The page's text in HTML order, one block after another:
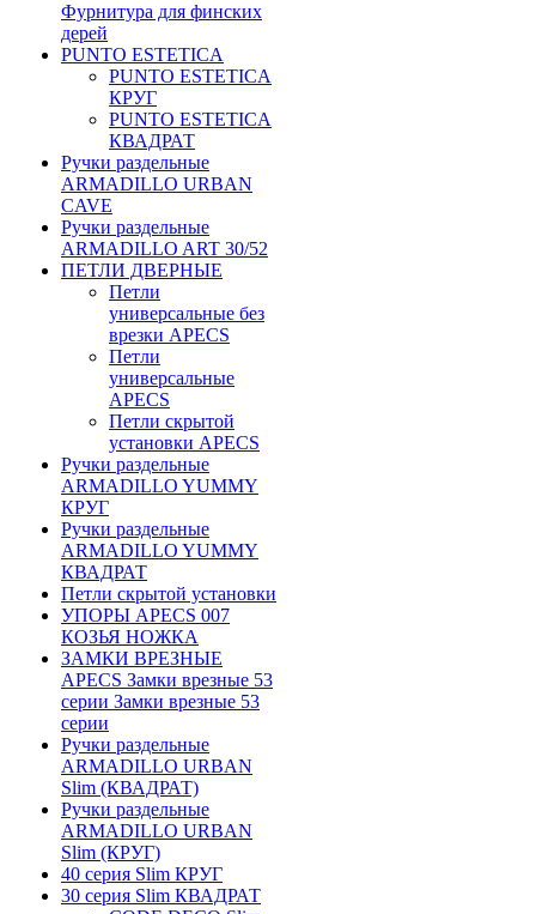
Фурнитура для финских
дерей
PUNTO ESTETICA
PUNTO ESTETICA
КРУГ
PUNTO ESTETICA
КВАДРАТ
Ручки раздельные
ARMADILLO URBAN
CAVE
Ручки раздельные
ARMADILLO ART 30/52
ПЕТЛИ ДВЕРНЫЕ
Петли
универсальные без
врезки APECS
Петли
универсальные
APECS
Петли скрытой
установки APECS
Ручки раздельные
ARMADILLO YUMMY
КРУГ
Ручки раздельные
ARMADILLO YUMMY
КВАДРАТ
Петли скрытой установки
УПОРЫ APECS 007
КОЗЬЯ НОЖКА
ЗАМКИ ВРЕЗНЫЕ
APECS Замки врезные 53
серии Замки врезные 53
серии
Ручки раздельные
ARMADILLO URBAN
Slim (КВАДРАТ)
Ручки раздельные
ARMADILLO URBAN
Slim (КРУГ)
40 серия Slim КРУГ
30 серия Slim КВАДРАТ